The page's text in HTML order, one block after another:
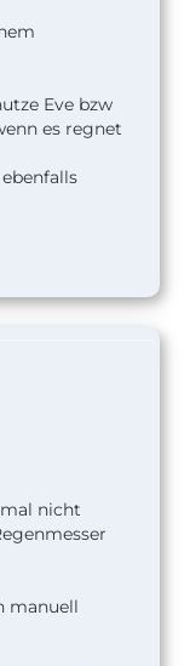
und
seit 2016
für die
arbeitet
Jahres.
HomeKit
Eve bzw
es regnet
nicht
manuell